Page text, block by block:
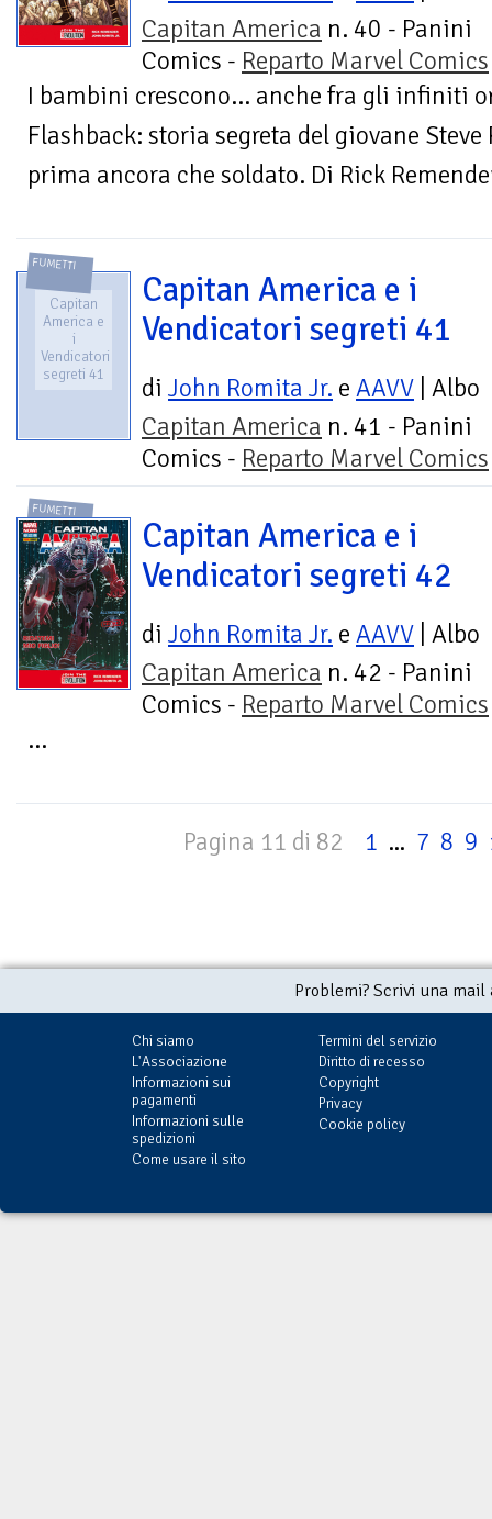
Capitan America n. 40 - Panini
Comics - Reparto Marvel Comics
I bambini crescono… anche fra gli infiniti
Flashback: storia segreta del giovane
prima ancora che soldato. Di Rick
FUMETTI
Capitan
America e
i
Vendicatori
segreti 41
Capitan America e i
Vendicatori segreti 41
di John Romita Jr. e AAVV | Albo
Capitan America n. 41 - Panini
Comics - Reparto Marvel Comics
FUMETTI
Capitan America e i
Vendicatori segreti 42
di John Romita Jr. e AAVV | Albo
Capitan America n. 42 - Panini
Comics - Reparto Marvel Comics
...
Pagina 11 di 82 1 ... 7 8 9
Problemi? Scrivi una
Chi siamo
L'Associazione
Informazioni sui
pagamenti
Informazioni sulle
spedizioni
Come usare il sito
Termini del servizio
Diritto di recesso
Copyright
Privacy
Cookie policy